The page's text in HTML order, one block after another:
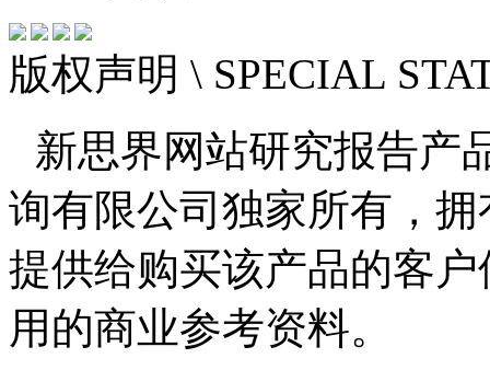
版权声明 \ SPECIAL
新思界网站研究报告产
询有限公司独家所有，
提供给购买该产品的客
用的商业参考资料。